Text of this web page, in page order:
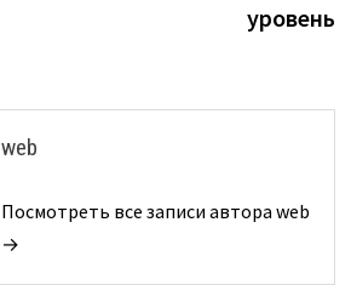
уровень
web
Посмотреть все записи автора web
→